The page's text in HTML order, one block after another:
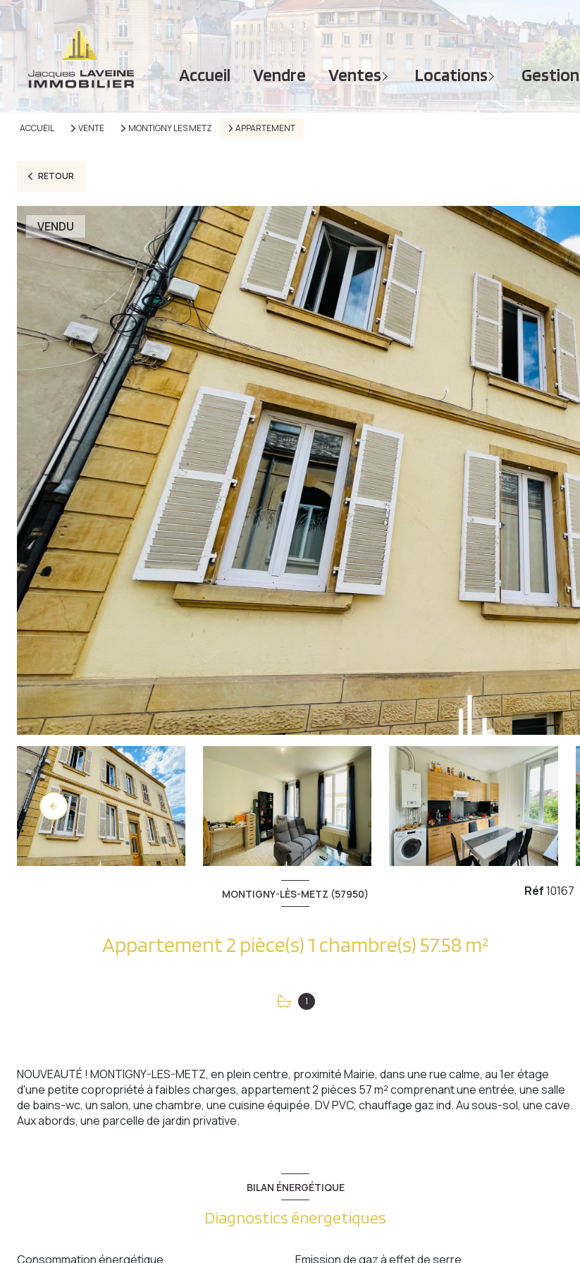
accueil vendre ventes
MAISONS
APPARTEMENTS
TERRAINS
IMMEUBLES
GARAGES - PARKINGS
locations
APPARTEMENTS
TERRAINS
IMMEUBLES
GARAGES - PARKINGS
gestion
ACCUEIL VENTE MONTIGNY LES METZ APPARTEMENT
RETOUR
VENDU
MONTIGNY-LÈS-METZ (57950)
Appartement 2 pièce(s) 1 chambre(s) 57.58 m²
1
Réf10167
NOUVEAUTÉ ! MONTIGNY-LES-METZ, en plein centre, proximité Mairie, dans une rue calme, au 1er étage
d'une petite copropriété à faibles charges, appartement 2 pièces 57 m² comprenant une entrée, une salle
de bains-wc, un salon, une chambre, une cuisine équipée. DV PVC, chauffage gaz ind. Au sous-sol, une cave.
Aux abords, une parcelle de jardin privative.
BILAN ÉNERGÉTIQUE
Diagnostics énergetiques
Consommation énergétique Emission de gaz à effet de serre